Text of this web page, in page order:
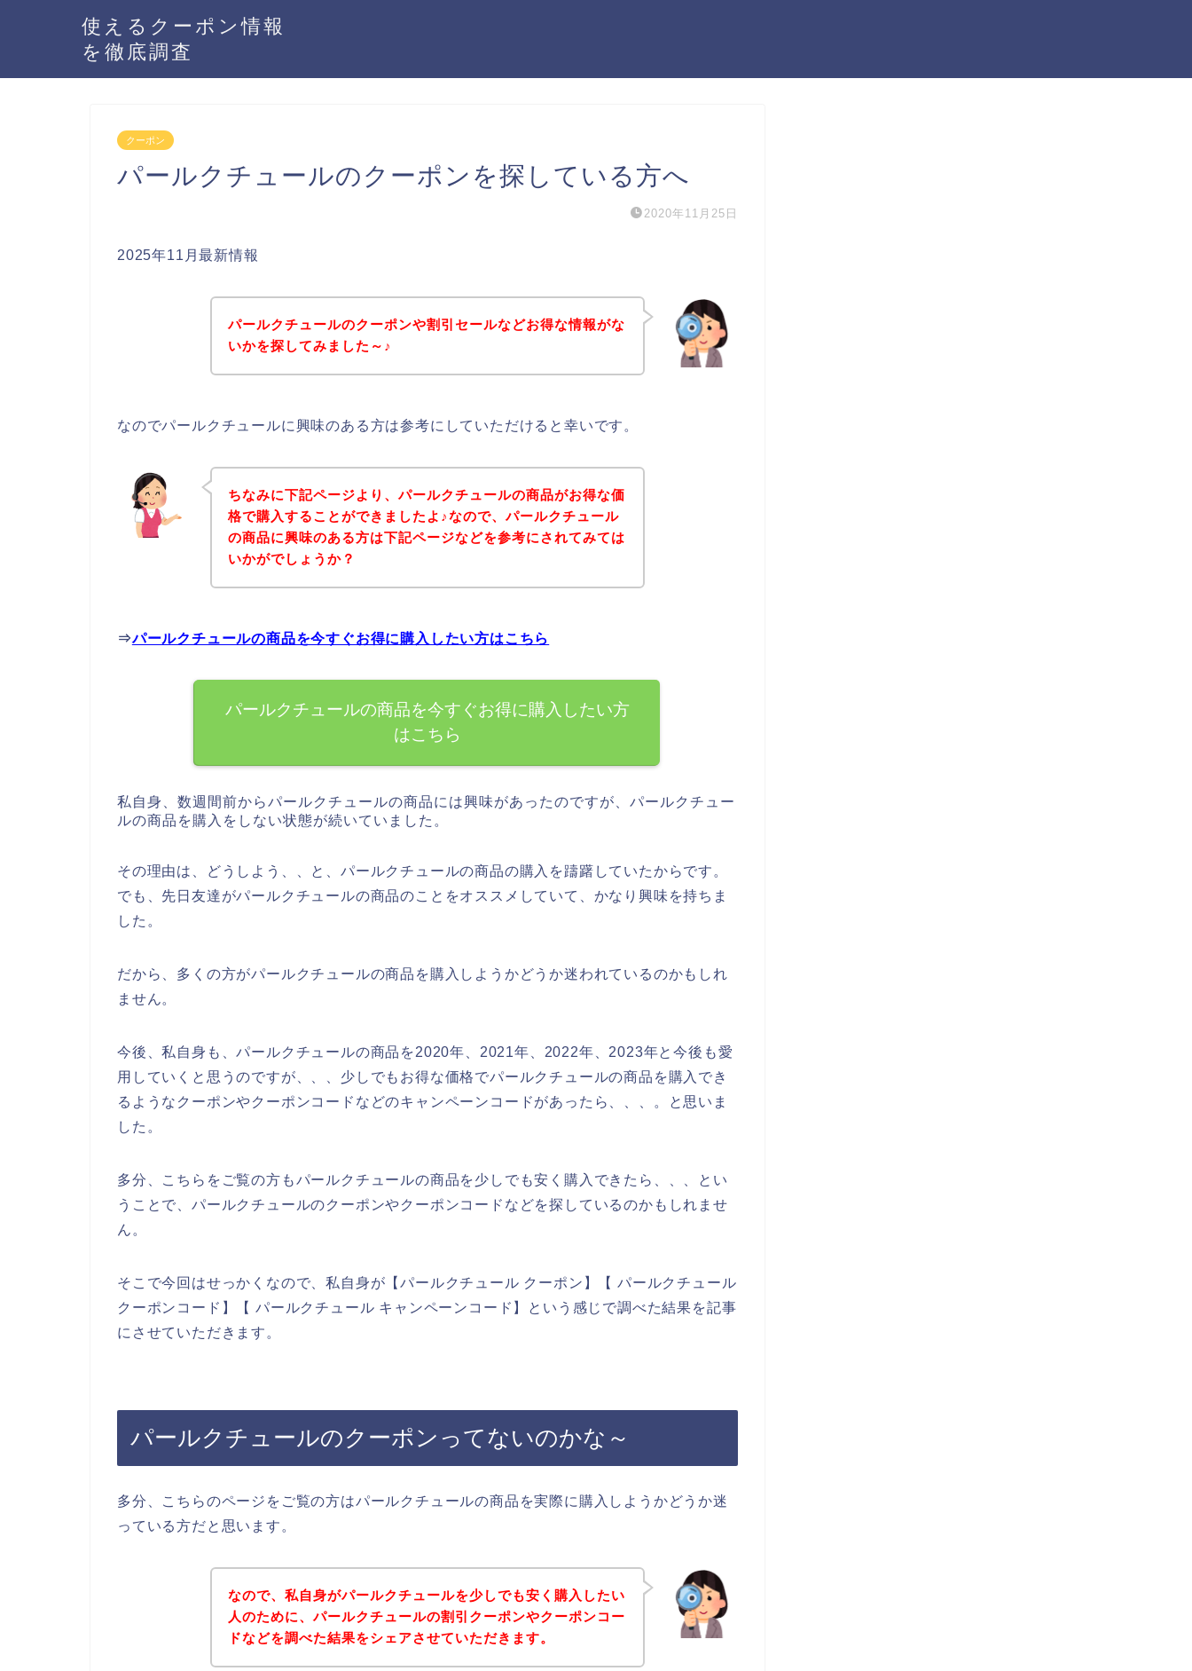
使えるクーポン情報
を徹底調査
クーポン
パールクチュールのクーポンを探している方へ
2020年11月25日
2025年11月最新情報
パールクチュールのクーポンや割引セールなどお得な情報がな
いかを探してみました～♪
なのでパールクチュールに興味のある方は参考にしていただけると幸いです。
ちなみに下記ページより、パールクチュールの商品がお得な価
格で購入することができましたよ♪なので、パールクチュール
の商品に興味のある方は下記ページなどを参考にされてみては
いかがでしょうか？
⇒パールクチュールの商品を今すぐお得に購入したい方はこちら
パールクチュールの商品を今すぐお得に購入したい方
はこちら
私自身、数週間前からパールクチュールの商品には興味があったのですが、パールクチュー
ルの商品を購入をしない状態が続いていました。
その理由は、どうしよう、、と、パールクチュールの商品の購入を躊躇していたからです。
でも、先日友達がパールクチュールの商品のことをオススメしていて、かなり興味を持ちま
した。
だから、多くの方がパールクチュールの商品を購入しようかどうか迷われているのかもしれ
ません。
今後、私自身も、パールクチュールの商品を2020年、2021年、2022年、2023年と今後も愛
用していくと思うのですが、、、少しでもお得な価格でパールクチュールの商品を購入でき
るようなクーポンやクーポンコードなどのキャンペーンコードがあったら、、、。と思いま
した。
多分、こちらをご覧の方もパールクチュールの商品を少しでも安く購入できたら、、、とい
うことで、パールクチュールのクーポンやクーポンコードなどを探しているのかもしれませ
ん。
そこで今回はせっかくなので、私自身が【パールクチュール クーポン】【 パールクチュール
クーポンコード】【 パールクチュール キャンペーンコード】という感じで調べた結果を記事
にさせていただきます。
パールクチュールのクーポンってないのかな～
多分、こちらのページをご覧の方はパールクチュールの商品を実際に購入しようかどうか迷
っている方だと思います。
なので、私自身がパールクチュールを少しでも安く購入したい
人のために、パールクチュールの割引クーポンやクーポンコー
ドなどを調べた結果をシェアさせていただきます。